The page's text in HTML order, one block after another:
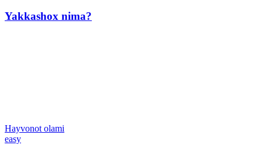
Yakkashox nima?
Hayvonot olami
easy